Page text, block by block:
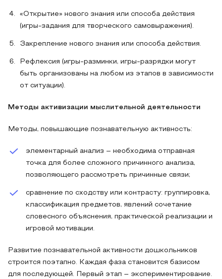
«Открытие» нового знания или способа действия
(игры-задания для творческого самовыражения).
Закрепление нового знания или способа действия.
Рефлексия (игры-разминки, игры-разрядки могут
быть организованы на любом из этапов в зависимости
от ситуации).
Методы активизации мыслительной деятельности
Методы, повышающие познавательную активность:
элементарный анализ – необходима отправная
точка для более сложного причинного анализа,
позволяющего рассмотреть причинные связи;
сравнение по сходству или контрасту: группировка,
классификация предметов, явлений сочетание
словесного объяснения, практической реализации и
игровой мотивации.
Развитие познавательной активности дошкольников
строится поэтапно. Каждая фаза становится базисом
для последующей. Первый этап – экспериментирование.